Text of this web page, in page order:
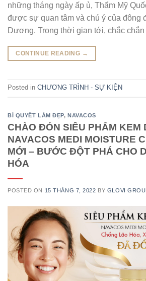
những tháng ngày ấp ủ, Thẩm Mỹ
được sự quan tâm và chú ý của đông
Dương. Trong thời gian tới, chắc chắn
CONTINUE READING →
Posted in CHƯƠNG TRÌNH - SỰ KIỆN
BÍ QUYẾT LÀM ĐẸP,NAVACOS
CHÀO ĐÓN SIÊU PHẨM KEM
NAVACOS MEDI MOISTURE
MỚI – BƯỚC ĐỘT PHÁ CHO
HÓA
POSTED ON 15 THÁNG 7, 2022 BY GLOVI